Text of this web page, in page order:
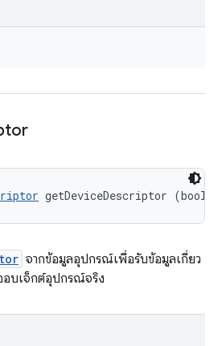
getDeviceDescriptor
จากข้อมูลอุปกรณ์เพื่อรับข้อมูลเกี่ยว
บเจ็กต์อุปกรณ์จริง